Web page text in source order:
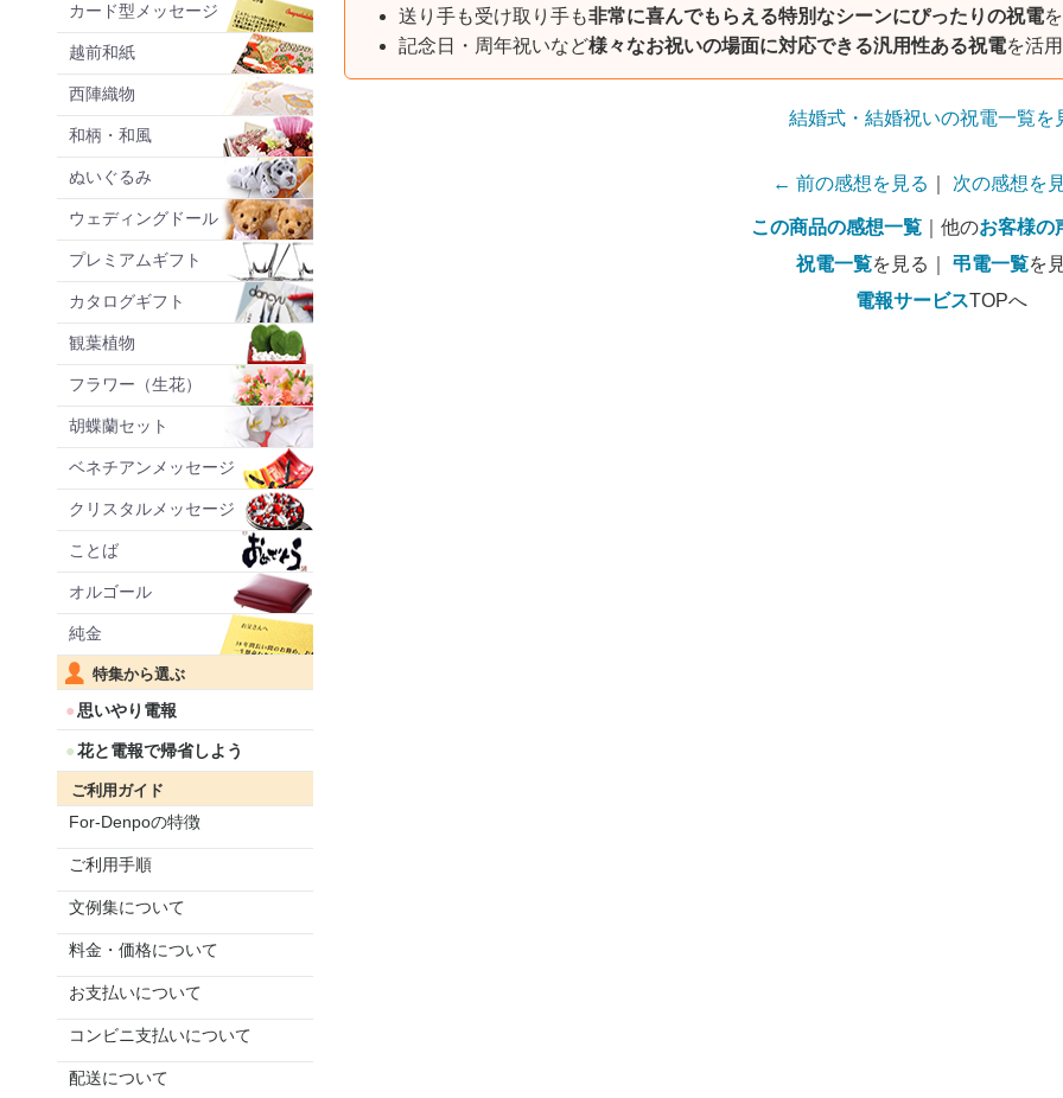
カード型メッセージ
越前和紙
西陣織物
和柄・和風
ぬいぐるみ
ウェディングドール
プレミアムギフト
カタログギフト
観葉植物
フラワー（生花）
胡蝶蘭セット
ベネチアンメッセージ
クリスタルメッセージ
ことば
オルゴール
純金
特集から選ぶ
思いやり電報
花と電報で帰省しよう
ご利用ガイド
For-Denpoの特徴
ご利用手順
文例集について
料金・価格について
お支払いについて
コンビニ支払いについて
配送について
送り手も受け取り手も非常に喜んでもらえる特別なシーンにぴったりの祝電
記念日・周年祝いなど様々なお祝いの場面に対応できる汎用性ある祝電を活
結婚式・結婚祝いの祝電一覧を
← 前の感想を見る 次の感想を
この商品の感想一覧 ｜他のお客様の
祝電一覧を見る｜ 弔電一覧を
電報サービスTOPへ